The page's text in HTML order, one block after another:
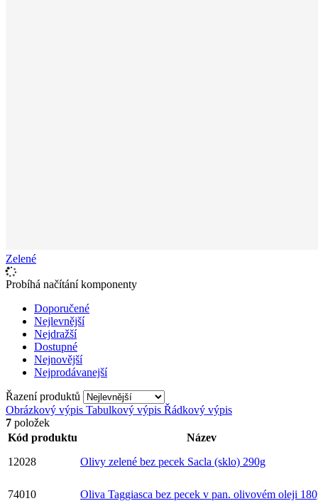
Zelené
Probíhá načítání komponenty
Doporučené
Nejlevnější
Nejdražší
Dostupné
Nejnovější
Nejprodávanejší
Řazení produktů
Obrázkový výpis Tabulkový výpis Řádkový výpis
7 položek
Kód produktu
Název
12028
Olivy zelené bez pecek Sacla (sklo) 290g
74010 Oliva Taggiasca bez pecek v pan. olivovém oleji